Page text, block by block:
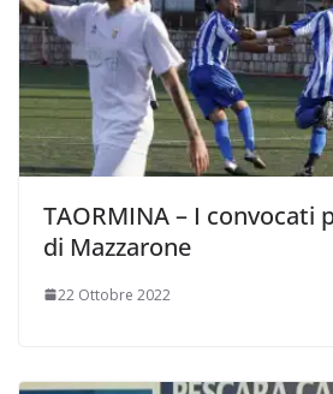
TAORMINA – I convocati
di Mazzarone
22 Ottobre 2022